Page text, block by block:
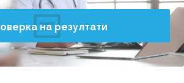
на резултати